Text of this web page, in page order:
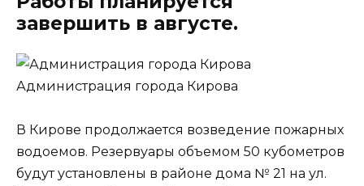
завершить в августе.
Администрация города Кирова
В Кирове продолжается возведение пожарных
водоемов. Резервуары объемом 50 кубометров
будут установлены в районе дома № 21 на ул.